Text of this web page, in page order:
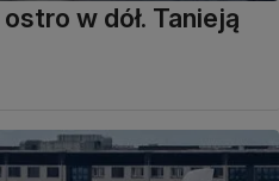
w dół. Tanieją